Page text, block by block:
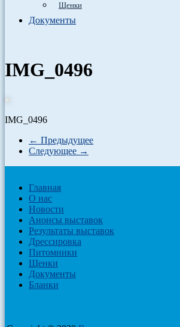
Щенки
Документы
IMG_0496
IMG_0496
← Предыдущее
Следующее →
Главная
О нас
Новости
Анонсы выставок
Результаты выставок
Дрессировка
Питомники
Щенки
Документы
Бланки